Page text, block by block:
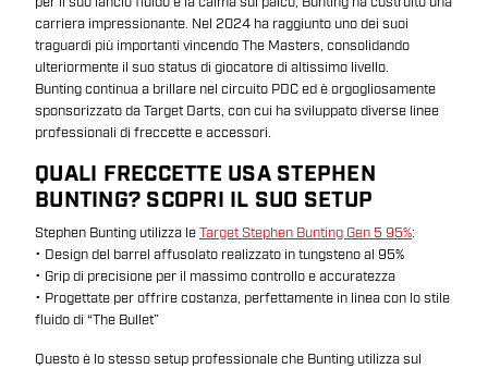
carriera impressionante. Nel 2024 ha raggiunto uno dei suoi
traguardi più importanti vincendo The Masters, consolidando
ulteriormente il suo status di giocatore di altissimo livello.
Bunting continua a brillare nel circuito PDC ed è orgogliosamente
sponsorizzato da Target Darts, con cui ha sviluppato diverse linee
professionali di freccette e accessori.
QUALI FRECCETTE USA STEPHEN
BUNTING? SCOPRI IL SUO SETUP
Stephen Bunting utilizza leTarget Stephen Bunting Gen 5 95%:
• Design del barrel affusolato realizzato in tungsteno al 95%
• Grip di precisione per il massimo controllo e accuratezza
• Progettate per offrire costanza, perfettamente in linea con lo stile
fluido di “The Bullet”
Questo è lo stesso setup professionale che Bunting utilizza sul